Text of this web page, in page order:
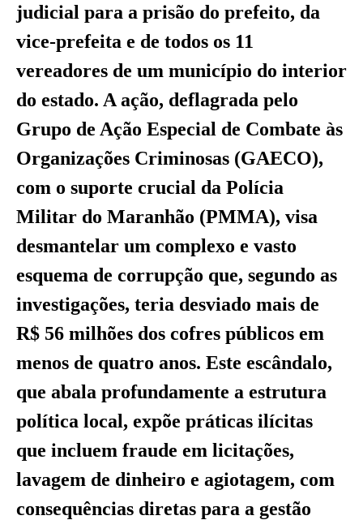
judicial para a prisão do prefeito, da
vice-prefeita e de todos os 11
vereadores de um município do interior
do estado. A ação, deflagrada pelo
Grupo de Ação Especial de Combate às
Organizações Criminosas (GAECO),
com o suporte crucial da Polícia
Militar do Maranhão (PMMA), visa
desmantelar um complexo e vasto
esquema de corrupção que, segundo as
investigações, teria desviado mais de
R$ 56 milhões dos cofres públicos em
menos de quatro anos. Este escândalo,
que abala profundamente a estrutura
política local, expõe práticas ilícitas
que incluem fraude em licitações,
lavagem de dinheiro e agiotagem, com
consequências diretas para a gestão